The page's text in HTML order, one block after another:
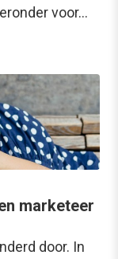
voor…
marketeer
door. In